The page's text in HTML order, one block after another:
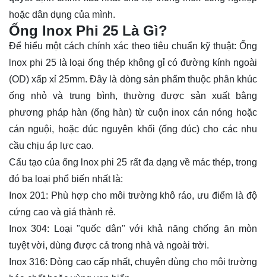
hoặc dân dụng của mình.
Ống Inox Phi 25 Là Gì?
Để hiểu một cách chính xác theo tiêu chuẩn kỹ thuật: Ống
lnox phi 25 là loại ống thép không gỉ có đường kính ngoài
(OD) xấp xỉ 25mm. Đây là dòng sản phẩm thuộc phân khúc
ống nhỏ và trung bình, thường được sản xuất bằng
phương pháp hàn (ống hàn) từ cuộn inox cán nóng hoặc
cán nguội, hoặc đúc nguyên khối (ống đúc) cho các nhu
cầu chịu áp lực cao.
Cấu tạo của ống lnox phi 25 rất đa dạng về mác thép, trong
đó ba loại phổ biến nhất là:
Inox 201: Phù hợp cho môi trường khô ráo, ưu điểm là độ
cứng cao và giá thành rẻ.
Inox 304: Loại "quốc dân" với khả năng chống ăn mòn
tuyệt vời, dùng được cả trong nhà và ngoài trời.
Inox 316: Dòng cao cấp nhất, chuyên dùng cho môi trường